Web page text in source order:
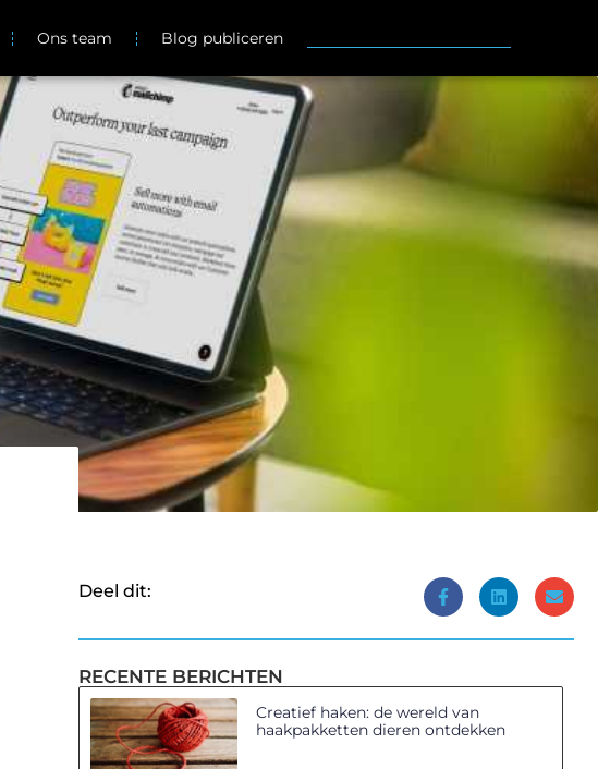
Ons team Blog publiceren
Deel dit:
RECENTE BERICHTEN
Creatief haken: de wereld van
haakpakketten dieren ontdekken